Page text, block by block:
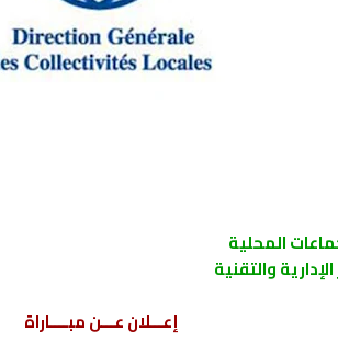
المحلية
والتقنية
إعـــلان عـــن مبــــاراة